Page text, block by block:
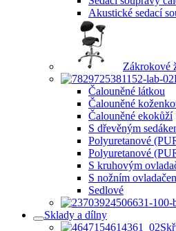
Akustické sedací
Zákrokové
Čalouněné látkou
Čalouněné
Čalouněné ekokůží
S dřevěným
Polyuretanové
Polyuretanové
S kruhovým
S nožním
Sedlové
Sklady a dílny